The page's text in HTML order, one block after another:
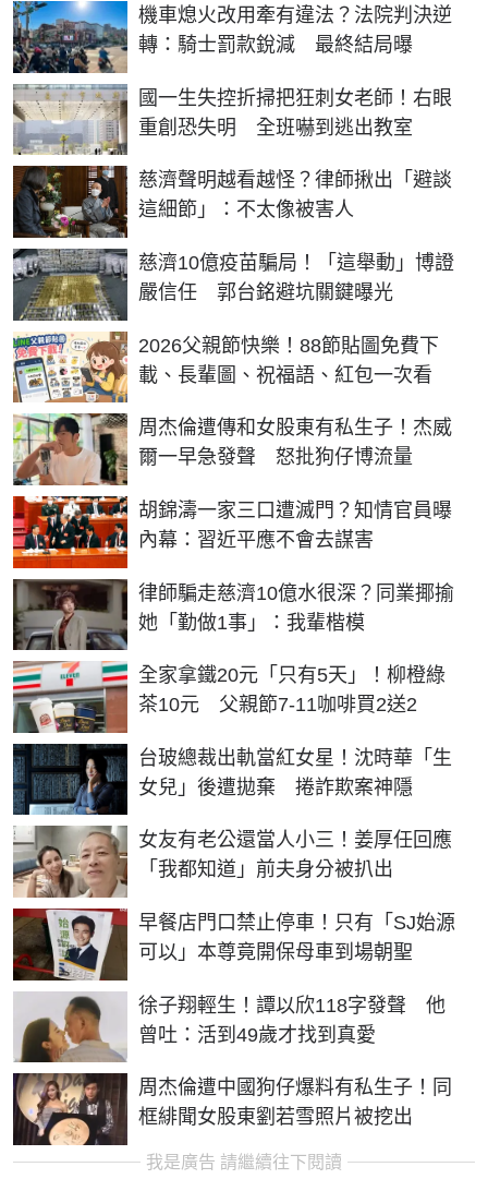
機車熄火改用牽有違法？法院判決逆
轉：騎士罰款銳減 最終結局曝
國一生失控折掃把狂刺女老師！右眼
重創恐失明 全班嚇到逃出教室
慈濟聲明越看越怪？律師揪出「避談
這細節」：不太像被害人
慈濟10億疫苗騙局！「這舉動」博證
嚴信任 郭台銘避坑關鍵曝光
2026父親節快樂！88節貼圖免費下
載、長輩圖、祝福語、紅包一次看
周杰倫遭傳和女股東有私生子！杰威
爾一早急發聲 怒批狗仔博流量
胡錦濤一家三口遭滅門？知情官員曝
內幕：習近平應不會去謀害
律師騙走慈濟10億水很深？同業揶揄
她「勤做1事」：我輩楷模
全家拿鐵20元「只有5天」！柳橙綠
茶10元 父親節7-11咖啡買2送2
台玻總裁出軌當紅女星！沈時華「生
女兒」後遭拋棄 捲詐欺案神隱
女友有老公還當人小三！姜厚任回應
「我都知道」前夫身分被扒出
早餐店門口禁止停車！只有「SJ始源
可以」本尊竟開保母車到場朝聖
徐子翔輕生！譚以欣118字發聲 他
曾吐：活到49歲才找到真愛
周杰倫遭中國狗仔爆料有私生子！同
框緋聞女股東劉若雪照片被挖出
我是廣告 請繼續往下閱讀